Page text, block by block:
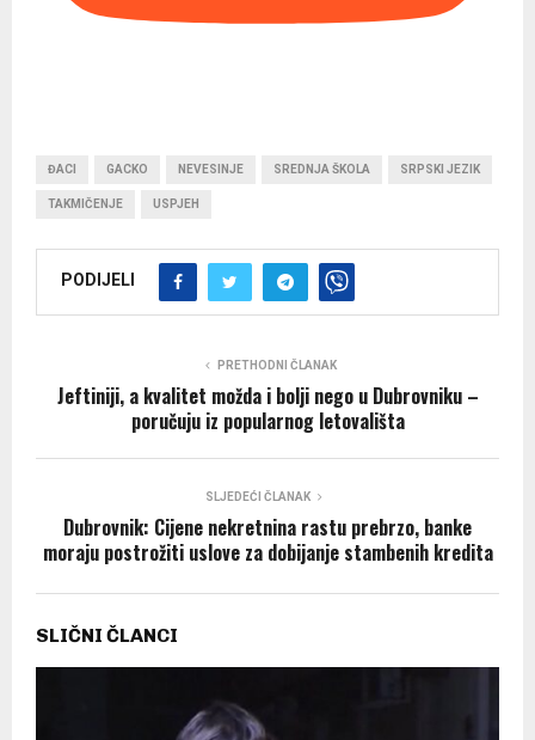
ĐACI GACKO NEVESINJE SREDNJA ŠKOLA SRPSKI JEZIK
TAKMIČENJE USPJEH
PODIJELI
PRETHODNI ČLANAK
Jeftiniji, a kvalitet možda i bolji nego u Dubrovniku –
poručuju iz popularnog letovališta
SLJEDEĆI ČLANAK
Dubrovnik: Cijene nekretnina rastu prebrzo, banke
moraju postrožiti uslove za dobijanje stambenih kredita
SLIČNI ČLANCI